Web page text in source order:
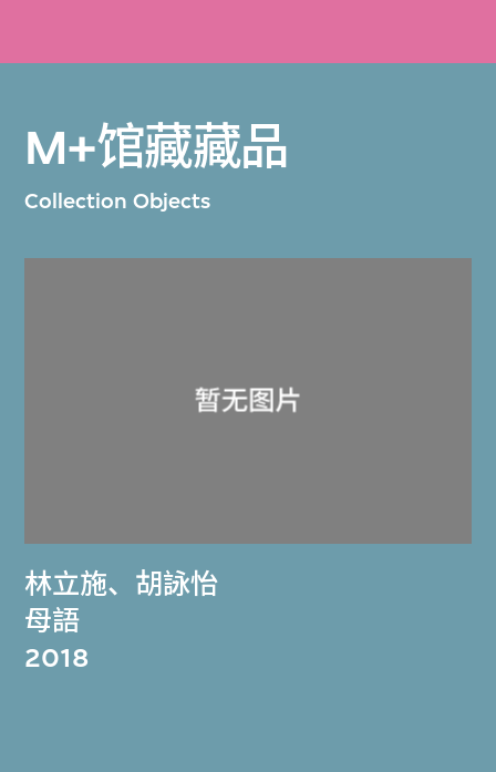
M+馆藏藏品
Collection Objects
林立施、 胡詠怡
母語
2018